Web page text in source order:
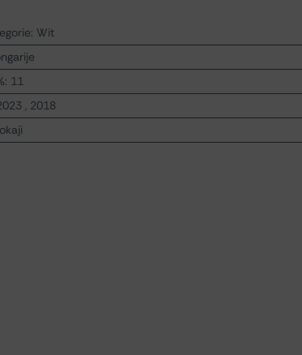
: Wit
: 11
, 2018